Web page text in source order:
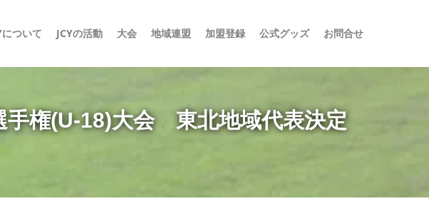
について JCYの活動 大会 地域連盟 加盟登録 公式グッズ お問合せ
手権(U-18)大会 東北地域代表決定